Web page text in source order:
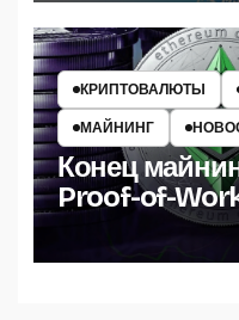
КРИПТОВАЛЮТЫ
МАЙНИНГ
Конец
Proof-of-